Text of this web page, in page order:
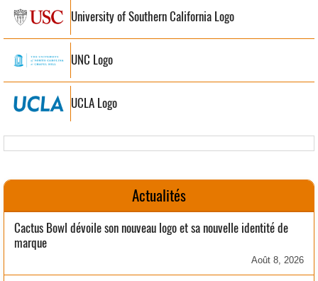
University of Southern California Logo
UNC Logo
UCLA Logo
Actualités
Cactus Bowl dévoile son nouveau logo et sa nouvelle identité de
marque
Août 8, 2026